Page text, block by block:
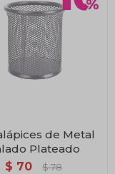
de Metal
Plateado
$ 70 $ 78